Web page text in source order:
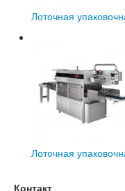
Лоточная
Лоточная
Контакт